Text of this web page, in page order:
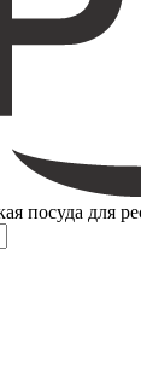
посуда для